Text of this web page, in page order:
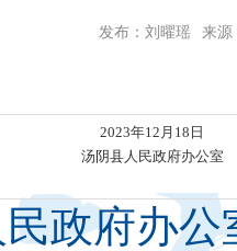
发布：刘曜瑶 来源
2023年12月18日
汤阴县人民政府办公室
政府办